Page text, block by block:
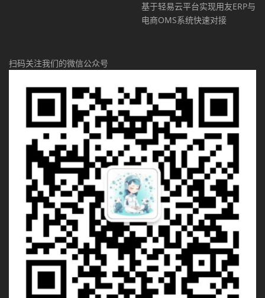
基于轻易云平台实现用友ERP与
电商OMS系统快速对接
扫码关注我们的微信公众号